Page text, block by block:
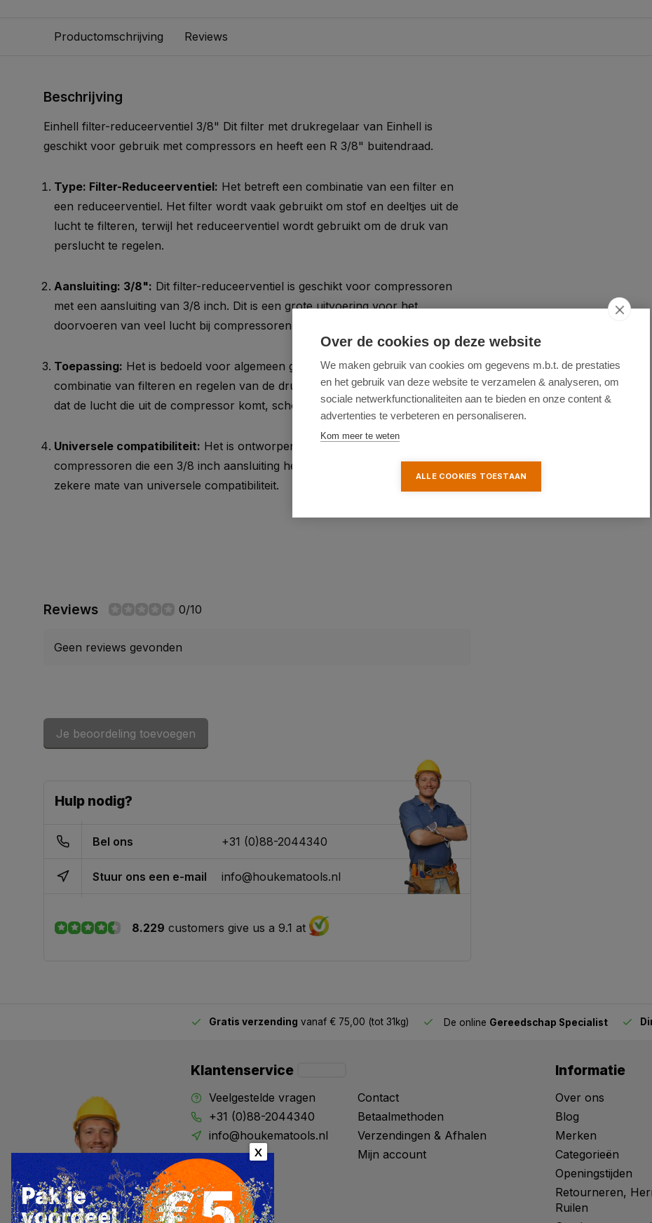
Productomschrijving Reviews
Beschrijving
Einhell filter-reduceerventiel 3/8" Dit filter met drukregelaar van Einhell is
geschikt voor gebruik met compressors en heeft een R 3/8" buitendraad.
Type: Filter-Reduceerventiel: Het betreft een combinatie van een filter en
een reduceerventiel. Het filter wordt vaak gebruikt om stof en deeltjes uit de
lucht te filteren, terwijl het reduceerventiel wordt gebruikt om de druk van
perslucht te regelen.
Aansluiting: 3/8": Dit filter-reduceerventiel is geschikt voor compressoren
met een aansluiting van 3/8 inch. Dit is een grote uitvoering voor het
doorvoeren van veel lucht bij compressoren en persluchtgereedschappen.
Toepassing: Het is bedoeld voor algemeen gebruik met compressoren. De
combinatie van filteren en regelen van de druk is handig om ervoor te zorgen
dat de lucht die uit de compressor komt, schoon en op de gewenste druk is.
Universele compatibiliteit: Het is ontworpen om te worden gebruikt met alle
compressoren die een 3/8 inch aansluiting hebben. Dit geeft het product een
zekere mate van universele compatibiliteit.
Reviews 0/10
Geen reviews gevonden
Je beoordeling toevoegen
Hulp nodig?
Bel ons +31 (0)88-2044340
Stuur ons een e-mail info@houkematools.nl
8.229 customers give us a 9.1 at
Gratis verzending vanaf € 75,00 (tot 31kg) De online Gereedschap Specialist
Klantenservice
Veelgestelde vragen
+31 (0)88-2044340
info@houkematools.nl
Contact
Betaalmethoden
Verzendingen & Afhalen
Mijn account
Informatie
Over ons
Blog
Merken
Categorieën
Openingstijden
Retourneren,
Ruilen
Over de cookies op deze website
We maken gebruik van cookies om gegevens m.b.t. de prestaties
en het gebruik van deze website te verzamelen & analyseren, om
sociale netwerkfunctionaliteiten aan te bieden en onze content &
advertenties te verbeteren en personaliseren.
Kom meer te weten
ALLE COOKIES TOESTAAN
X